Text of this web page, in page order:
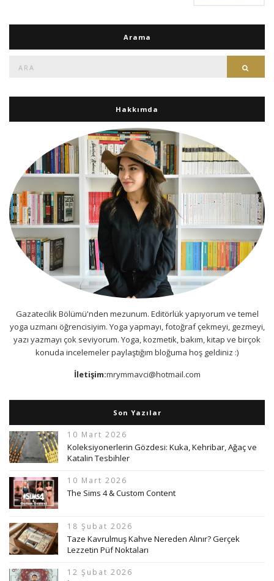
Arama
Hakkımda
Gazatecilik Bölümü'nden mezunum. Editörlük yapıyorum ve temel
yoga uzmanı öğrencisiyim. Yoga yapmayı, fotoğraf çekmeyi, gezmeyi,
yazı yazmayı çok seviyorum. Yoga, kozmetik, bakım, kitap ve birçok
konuda incelemeler paylaştığım bloğuma hoş geldiniz :)
İletişim:mrymmavci@hotmail.com
Son Yazılar
10 Mart 2026
Koleksiyonerlerin Gözdesi: Kuka, Kehribar, Ağaç ve
Katalin Tesbihler
10 Mart 2026
The Sims 4 & Custom Content
18 Şubat 2026
Taze Kavrulmuş Kahve Nereden Alınır? Gerçek
Lezzetin Püf Noktaları
12 Şubat 2026